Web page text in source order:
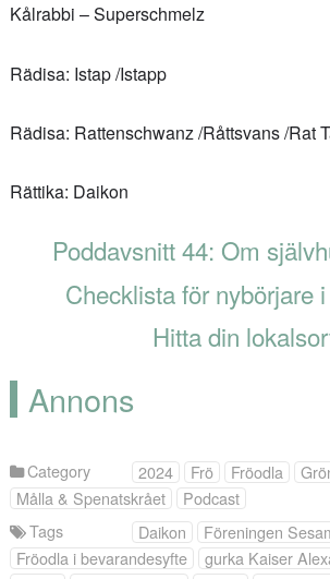
Kålrabbi – Superschmelz
Rädisa: Istap /Istapp
Rädisa: Rattenschwanz /Råttsvans /Rat
Rättika: Daikon
Poddavsnitt 44: Om
Checklista för nybörjare
Hitta din
Annons
Category 2024 Frö Fröodla
Målla & Spenatskrået
Podcast
Tags
Daikon Föreningen
Fröodla i bevarandesyfte
gurka Kaiser